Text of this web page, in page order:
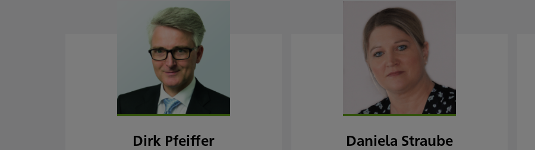
Dirk Pfeiffer Daniela Straube